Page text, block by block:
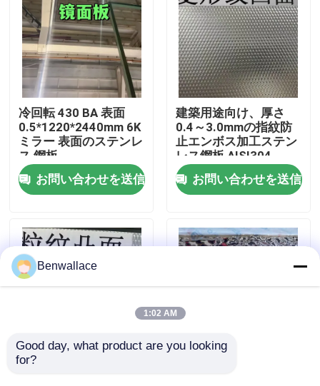
製品
ビデオ
わたしたち に つい て
工場ツアー
品質管理
連絡 ください
ニュース
冷回転 430 BA 表面
0.5*1220*2440mm 6K
ミラー 表面のステンレ
ス 鋼板
お問い合わせを送信
建築用途向け、厚さ
0.4～3.0mmの指紋防
止エンボス加工ステン
レス鋼板 AISI304
お問い合わせを送信
A
Benwallace
1:02 AM
Good day, what product are you looking
for?